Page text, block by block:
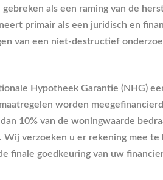
als een raming van de
primair als een juridisch en
van een niet-destructief
Hypotheek Garantie (NHG)
worden
10% van de woningwaarde
verzoeken u er rekening mee
finale goedkeuring van uw